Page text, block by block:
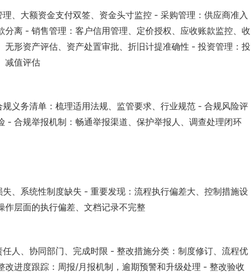
、大额资金支付双签、资金头寸监控 - 采购管理：供应商准入
离 - 销售管理：客户信用管理、定价授权、应收账款监控、收
无形资产评估、资产处置审批、折旧计提准确性 - 投资管理：投
减值评估
义务清单：梳理适用法规、监管要求、行业规范 - 合规风险评
- 合规举报机制：畅通举报渠道、保护举报人、调查处理闭环
、系统性制度缺失 - 重要发现：流程执行偏差大、控制措施设
层面的执行偏差、文档记录不完整
人、协同部门、完成时限 - 整改措施分类：制度修订、流程优
进度跟踪：周报/月报机制，逾期预警和升级处理 - 整改验收